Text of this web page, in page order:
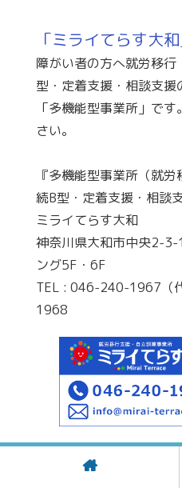
「ミライてらす大和
障がい者の方へ就労移
型・定着支援・相談支援
「多機能型事業所」で
さい。
『多機能型事業所（就
続B型・定着支援・相談
ミライてらす大和
神奈川県大和市中央2-3-
ング5F・6F
TEL : 046-240-1967（
1968